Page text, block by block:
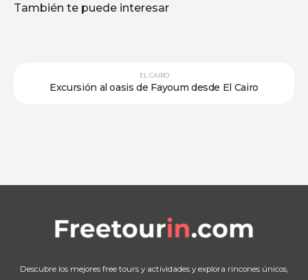
También te puede interesar
al oasis de Fayoum desde El Cairo Excursión al
Descubre los mejores free tours y actividades y explora rincones únicos,